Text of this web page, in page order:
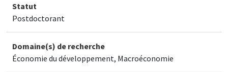
Statut
Postdoctorant
Domaine(s) de recherche
Économie du développement, Macroéconomie